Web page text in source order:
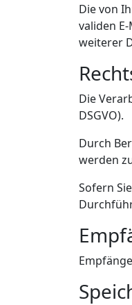
Die von
validen
weiterer
Die
DSGVO).
Durch
werden
Sofern